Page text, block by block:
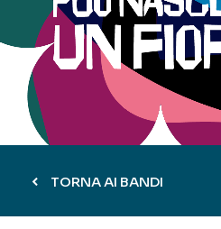
TORNA AI BANDI